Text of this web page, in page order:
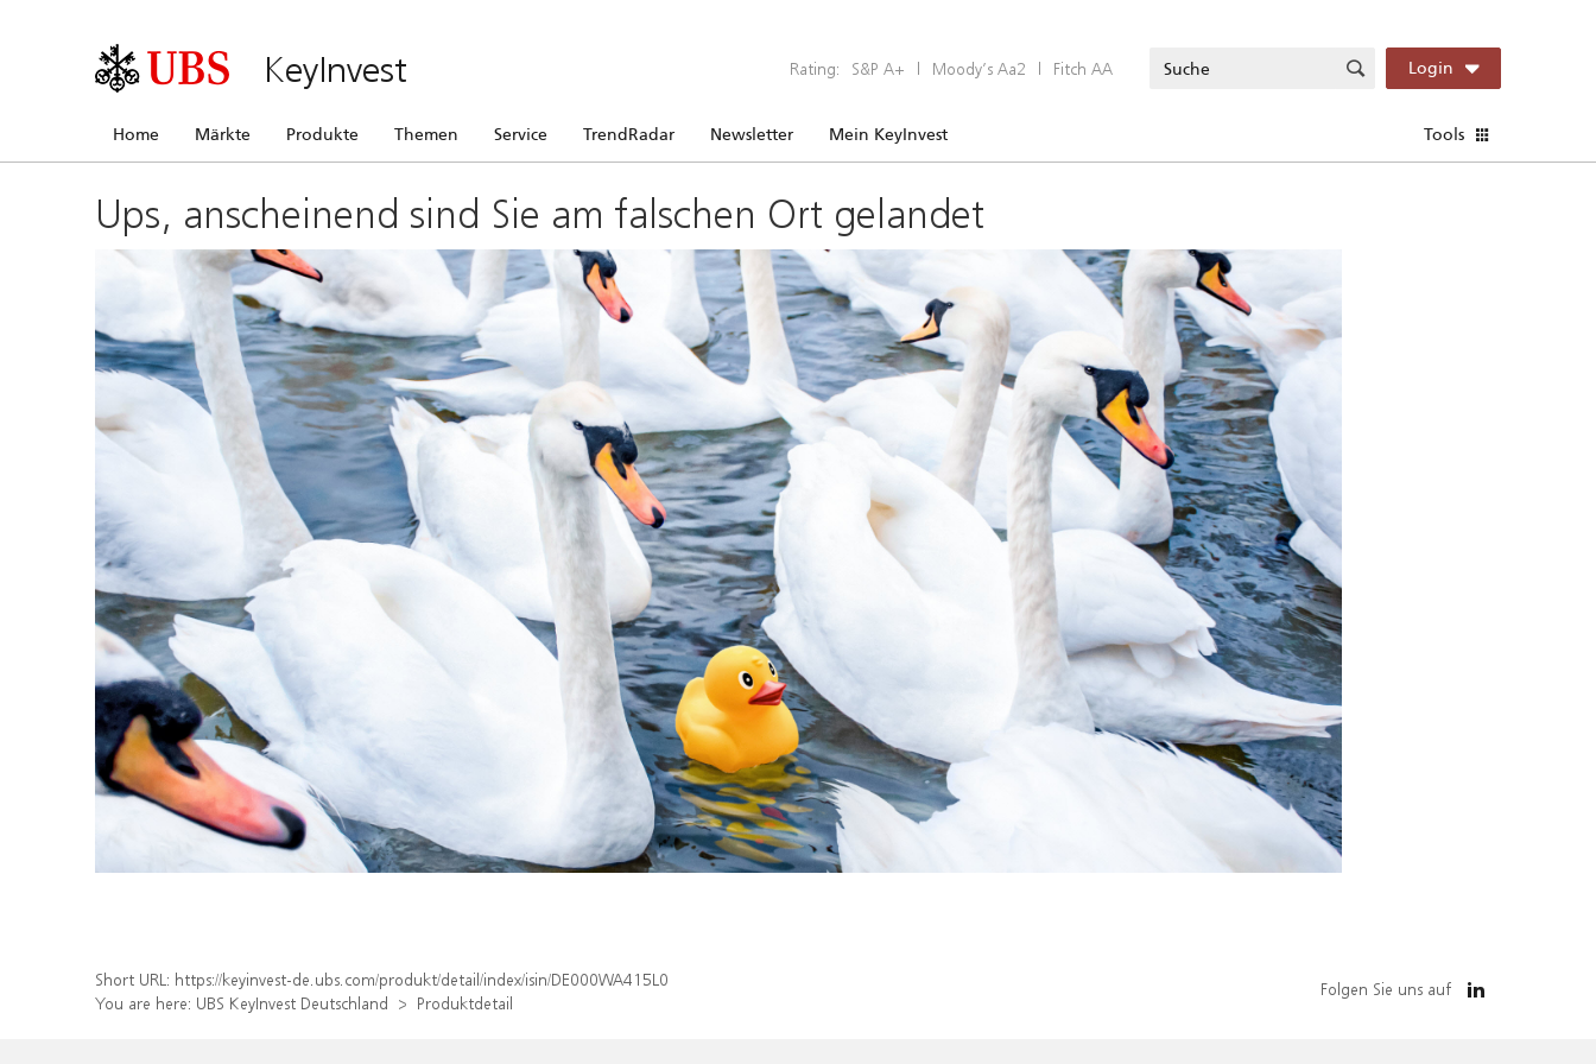
KeyInvest Rating: S&P A+ | Moody’s Aa2 | Fitch AA Login
Home Märkte Produkte Themen Service TrendRadar Newsletter Mein KeyInvest Tools
Ups, anscheinend sind Sie am falschen Ort gelandet
Short URL: https://keyinvest-de.ubs.com/produkt/detail/index/isin/DE000WA415L0
You are here: UBS KeyInvest Deutschland Produktdetail
Folgen Sie uns auf